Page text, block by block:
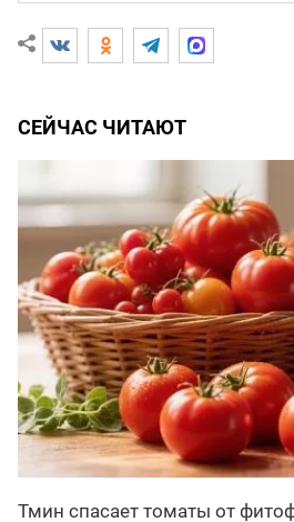
СЕЙЧАС ЧИТАЮТ
Тмин спасает томаты от